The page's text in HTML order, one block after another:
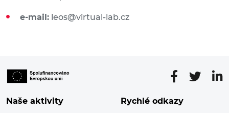
e-mail: leos@virtual-lab.cz
Naše aktivity Rychlé odkazy